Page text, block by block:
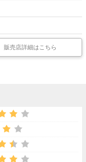
販売店詳細はこちら